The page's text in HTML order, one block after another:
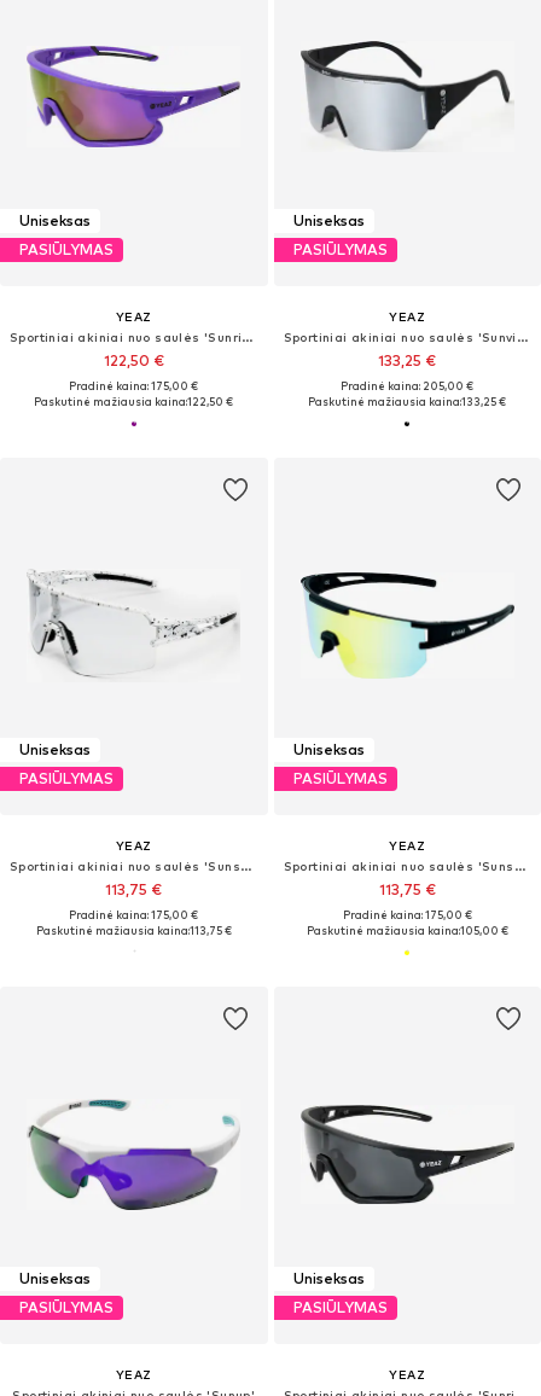
Uniseksas
PASIŪLYMAS
YEAZ
Sportiniai akiniai nuo saulės 'Sunrise'
122,50 €
Pradinė kaina: 175,00 €
Paskutinė mažiausia kaina:122,50 €
Uniseksas
PASIŪLYMAS
YEAZ
Sportiniai akiniai nuo saulės 'Sunvibe'
133,25 €
Pradinė kaina: 205,00 €
Paskutinė mažiausia kaina:133,25 €
Uniseksas
PASIŪLYMAS
YEAZ
Sportiniai akiniai nuo saulės 'Sunspot'
113,75 €
Pradinė kaina: 175,00 €
Paskutinė mažiausia kaina:113,75 €
Uniseksas
PASIŪLYMAS
YEAZ
Sportiniai akiniai nuo saulės 'Sunspark'
113,75 €
Pradinė kaina: 175,00 €
Paskutinė mažiausia kaina:105,00 €
Uniseksas
PASIŪLYMAS
YEAZ
Uniseksas
PASIŪLYMAS
YEAZ